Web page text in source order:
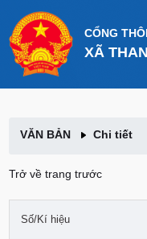
CỔNG
XÃ
VĂN BẢN Chi tiết
Trở về trang trước
Số/Kí hiệu